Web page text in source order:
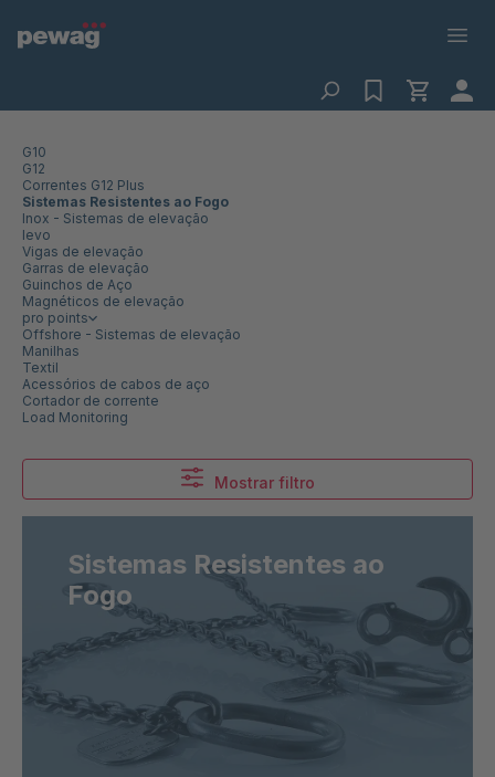
G10
G12
Correntes G12 Plus
Sistemas Resistentes ao Fogo
Inox - Sistemas de elevação
levo
Vigas de elevação
Garras de elevação
Guinchos de Aço
Magnéticos de elevação
pro points
Offshore - Sistemas de elevação
Manilhas
Textil
Acessórios de cabos de aço
Cortador de corrente
Load Monitoring
Mostrar filtro
Sistemas Resistentes ao
Fogo